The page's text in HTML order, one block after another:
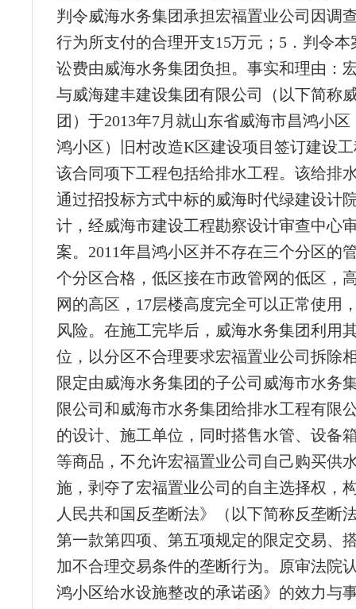
判令威海水务集团承担宏福置业公司因调
行为所支付的合理开支15万元；5．判令
讼费由威海水务集团负担。事实和理由：
与威海建丰建设集团有限公司（以下简称
团）于2013年7月就山东省威海市昌鸿小
鸿小区）旧村改造K区建设项目签订建设
该合同项下工程包括给排水工程。该给排
通过招投标方式中标的威海时代绿建设计
计，经威海市建设工程勘察设计审查中心
案。2011年昌鸿小区并不存在三个分区的
个分区合格，低区接在市政管网的低区，
网的高区，17层楼高度完全可以正常使用
风险。在施工完毕后，威海水务集团利用
位，以分区不合理要求宏福置业公司拆除
限定由威海水务集团的子公司威海市水务
限公司和威海市水务集团给排水工程有限
的设计、施工单位，同时搭售水管、设备
等商品，不允许宏福置业公司自己购买供
施，剥夺了宏福置业公司的自主选择权，
人民共和国反垄断法》（以下简称反垄断
第一款第四项、第五项规定的限定交易、
加不合理交易条件的垄断行为。原审法院
鸿小区给水设施整改的承诺函》的效力与